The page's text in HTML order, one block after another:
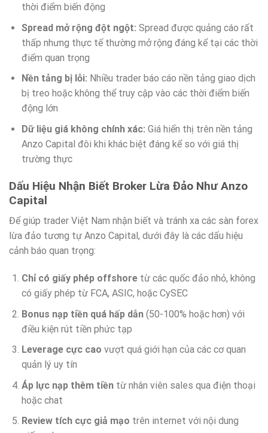
thời điểm biến động
Spread mở rộng đột ngột: Spread được quảng cáo rất
thấp nhưng thực tế thường mở rộng đáng kể tại các thời
điểm quan trọng
Nền tảng bị lỗi: Nhiều trader báo cáo nền tảng giao dịch
bị treo hoặc không thể truy cập vào các thời điểm biến
động lớn
Dữ liệu giá không chính xác: Giá hiển thị trên nền tảng
Anzo Capital đôi khi khác biệt đáng kể so với giá thị
trường thực
Dấu Hiệu Nhận Biết Broker Lừa Đảo Như Anzo
Capital
Để giúp trader Việt Nam nhận biết và tránh xa các sàn forex
lừa đảo tương tự Anzo Capital, dưới đây là các dấu hiệu
cảnh báo quan trọng:
Chỉ có giấy phép offshoretừ các quốc đảo nhỏ, không
có giấy phép từ FCA, ASIC, hoặc CySEC
Bonus nạp tiền quá hấp dẫn(50-100% hoặc hơn) với
điều kiện rút tiền phức tạp
Leverage cực cao vượt quá giới hạn của các cơ quan
quản lý uy tín
Áp lực nạp thêm tiềntừ nhân viên sales qua điện thoại
hoặc chat
Review tích cực giả mạo trên internet với nội dung